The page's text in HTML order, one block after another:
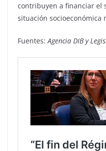
contribuyen a financiar el
situación socioeconómica
Fuentes:Agencia DIB y